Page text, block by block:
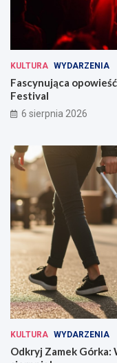
KULTURA WYDARZENIA
Fascynująca
Festival
6 sierpnia 2026
KULTURA WYDARZENIA
Odkryj Zamek